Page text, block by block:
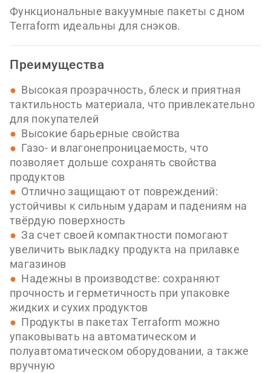
Функциональные вакуумные пакеты с дном
Terraform идеальны для снэков.
Преимущества
Высокая прозрачность, блеск и приятная
тактильность материала, что привлекательно
для покупателей
Высокие барьерные свойства
Газо- и влагонепроницаемость, что
позволяет дольше сохранять свойства
продуктов
Отлично защищают от повреждений:
устойчивы к сильным ударам и падениям на
твёрдую поверхность
За счет своей компактности помогают
увеличить выкладку продукта на прилавке
магазинов
Надежны в производстве: сохраняют
прочность и герметичность при упаковке
жидких и сухих продуктов
Продукты в пакетах Terraform можно
упаковывать на автоматическом и
полуавтоматическом оборудовании, а также
вручную